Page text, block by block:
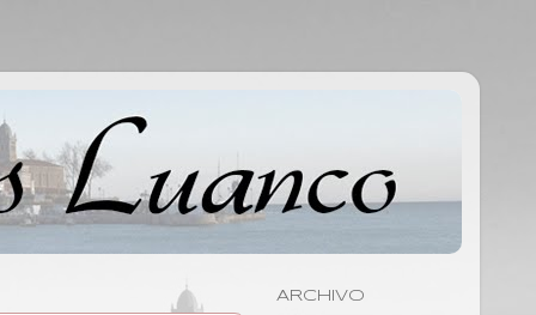
ARCHIVO